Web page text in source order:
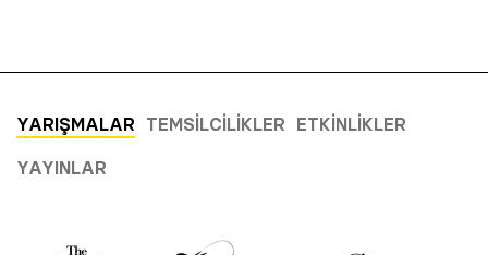
YARIŞMALAR TEMSILCILIKLER ETKINLIKLER
YAYINLAR